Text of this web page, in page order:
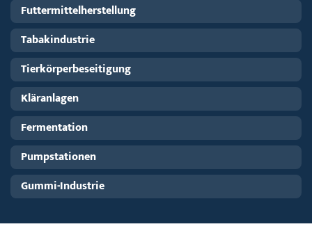
Futtermittelherstellung
Tabakindustrie
Tierkörperbeseitigung
Kläranlagen
Fermentation
Pumpstationen
Gummi-Industrie